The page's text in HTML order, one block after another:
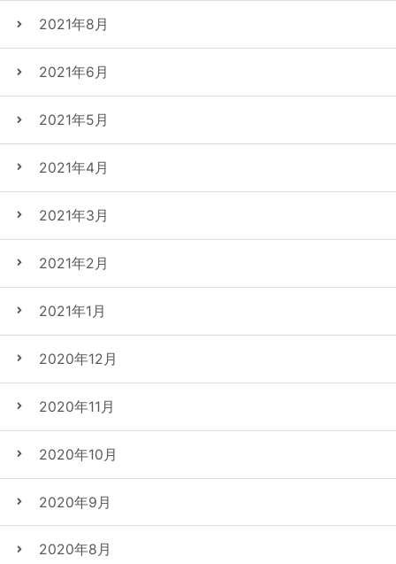
2021年8月
2021年6月
2021年5月
2021年4月
2021年3月
2021年2月
2021年1月
2020年12月
2020年11月
2020年10月
2020年9月
2020年8月